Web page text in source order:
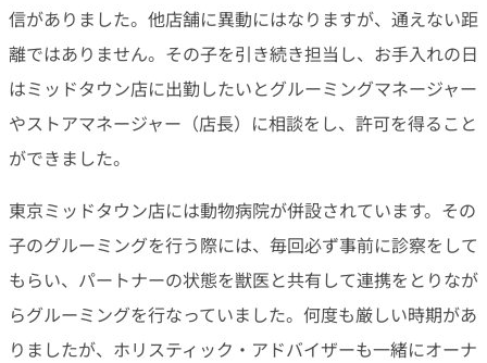
信がありました。他店舗に異動にはなりますが、通えない距
離ではありません。その子を引き続き担当し、お手入れの日
はミッドタウン店に出勤したいとグルーミングマネージャー
やストアマネージャー（店長）に相談をし、許可を得ること
ができました。
東京ミッドタウン店には動物病院が併設されています。その
子のグルーミングを行う際には、毎回必ず事前に診察をして
もらい、パートナーの状態を獣医と共有して連携をとりなが
らグルーミングを行なっていました。何度も厳しい時期があ
りましたが、ホリスティック・アドバイザーも一緒にオーナ